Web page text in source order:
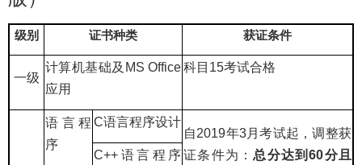
级别 证书种类 获证条件
一级
计算机基础及 MS Office
应用
科目 15考试合格
语言程
序
C语言程序设计
自2019年3月考试起，调整获
证条件为： 总分达到60分且
C++ 语言程序